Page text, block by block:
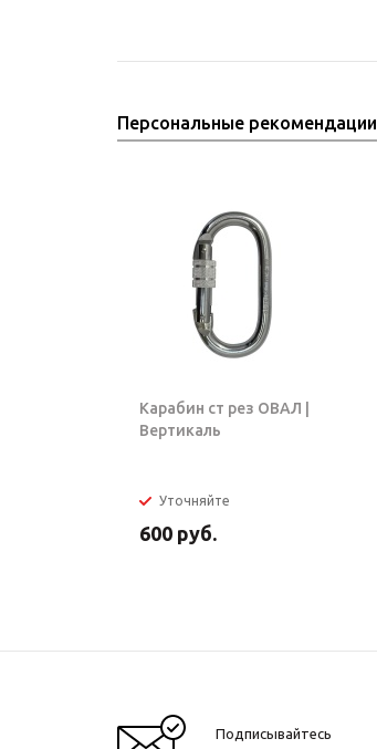
Персональные рекомендации
Карабин ст рез ОВАЛ |
Вертикаль
Уточняйте
600 руб.
Подписывайтесь